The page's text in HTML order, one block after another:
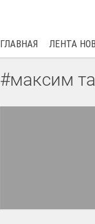
ГЛАВНАЯ ЛЕНТА
#максим